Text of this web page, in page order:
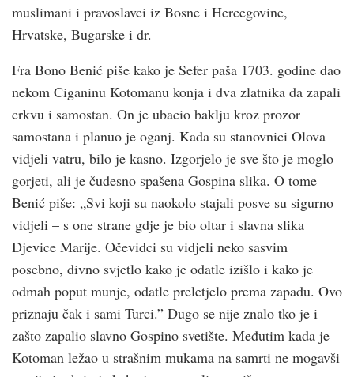
muslimani i pravoslavci iz Bosne i Hercegovine,
Hrvatske, Bugarske i dr.
Fra Bono Benić piše kako je Sefer paša 1703. godine dao
nekom Ciganinu Kotomanu konja i dva zlatnika da zapali
crkvu i samostan. On je ubacio baklju kroz prozor
samostana i planuo je oganj. Kada su stanovnici Olova
vidjeli vatru, bilo je kasno. Izgorjelo je sve što je moglo
gorjeti, ali je čudesno spašena Gospina slika. O tome
Benić piše: „Svi koji su naokolo stajali posve su sigurno
vidjeli – s one strane gdje je bio oltar i slavna slika
Djevice Marije. Očevidci su vidjeli neko sasvim
posebno, divno svjetlo kako je odatle izišlo i kako je
odmah poput munje, odatle preletjelo prema zapadu. Ovo
priznaju čak i sami Turci.” Dugo se nije znalo tko je i
zašto zapalio slavno Gospino svetište. Međutim kada je
Kotoman ležao u strašnim mukama na samrti ne mogavši